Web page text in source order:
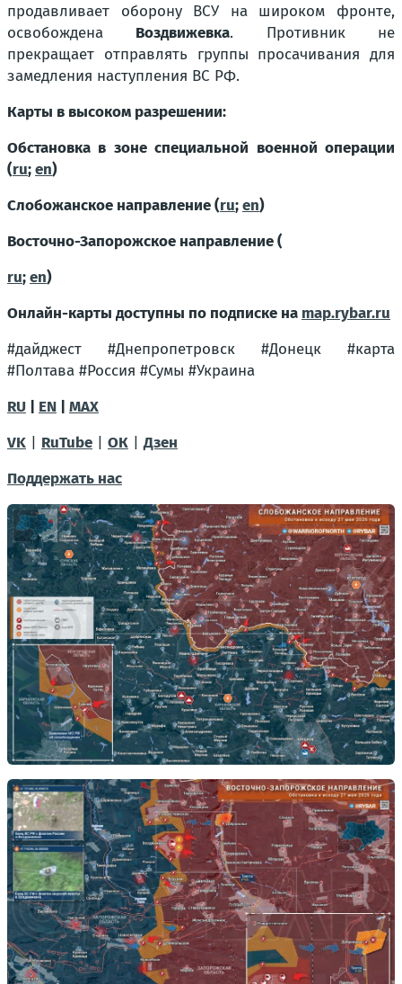
продавливает оборону ВСУ на широком фронте,
освобождена Воздвижевка. Противник не
прекращает отправлять группы просачивания для
замедления наступления ВС РФ.
Карты в высоком разрешении:
Обстановка в зоне специальной военной операции
(ru;en)
Слобожанское направление (ru;en)
Восточно-Запорожское направление (
ru;en)
Онлайн-карты доступны по подписке на map.rybar.ru
#дайджест #Днепропетровск #Донецк #карта
#Полтава #Россия #Сумы #Украина
RU | EN | MAX
VK | RuTube | ОК |Дзен
Поддержать нас